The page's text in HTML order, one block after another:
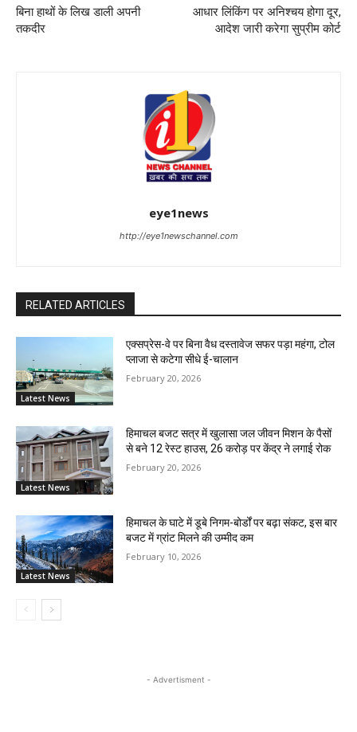
बिना हाथों के लिख डाली अपनी
तकदीर
आधार लिंकिंग पर अनिश्चय होगा दूर,
आदेश जारी करेगा सुप्रीम कोर्ट
eye1news
http://eye1newschannel.com
RELATED ARTICLES
Latest News
एक्सप्रेस-वे पर बिना वैध दस्तावेज सफर पड़ा महंगा, टोल
प्लाजा से कटेगा सीधे ई-चालान
February 20, 2026
Latest News
हिमाचल बजट सत्र में खुलासा जल जीवन मिशन के पैसों
से बने 12 रेस्ट हाउस, 26 करोड़ पर केंद्र ने लगाई रोक
February 20, 2026
Latest News
हिमाचल के घाटे में डूबे निगम-बोर्डों पर बढ़ा संकट, इस बार
बजट में ग्रांट मिलने की उम्मीद कम
February 10, 2026
- Advertisment -